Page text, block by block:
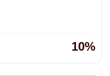
10%